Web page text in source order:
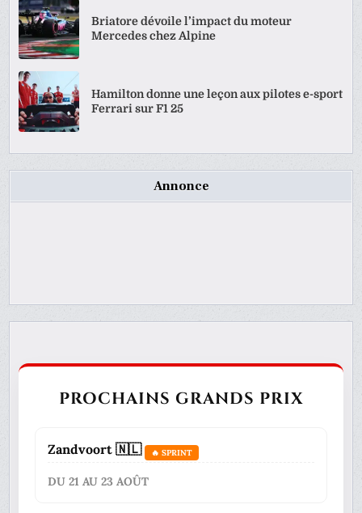
Briatore dévoile l’impact du moteur
Mercedes chez Alpine
Hamilton donne une leçon aux pilotes e-sport
Ferrari sur F1 25
Annonce
PROCHAINS GRANDS PRIX
Zandvoort 🇳🇱 🔥 SPRINT
DU 21 AU 23 AOÛT